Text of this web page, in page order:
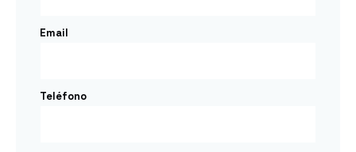
Email
Teléfono